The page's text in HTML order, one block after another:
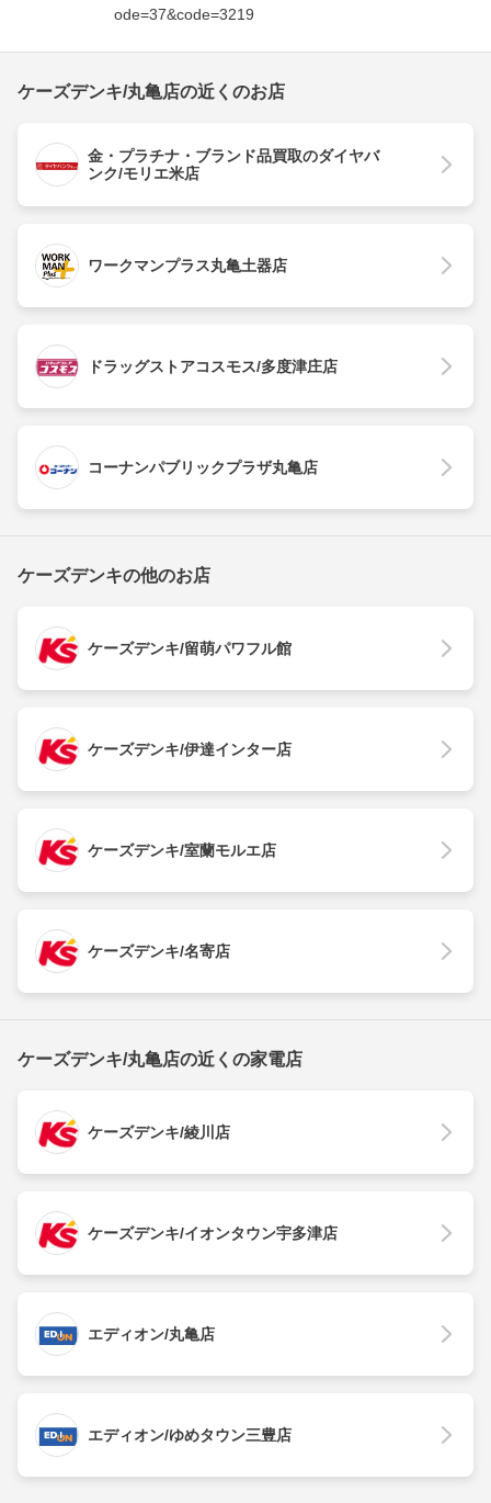
ode=37&code=3219
ケーズデンキ/丸亀店の近くのお店
金・プラチナ・ブランド品買取のダイヤバ
ンク/モリエ米店
ワークマンプラス丸亀土器店
ドラッグストアコスモス/多度津庄店
コーナンパブリックプラザ丸亀店
ケーズデンキの他のお店
ケーズデンキ/留萌パワフル館
ケーズデンキ/伊達インター店
ケーズデンキ/室蘭モルエ店
ケーズデンキ/名寄店
ケーズデンキ/丸亀店の近くの家電店
ケーズデンキ/綾川店
ケーズデンキ/イオンタウン宇多津店
エディオン/丸亀店
エディオン/ゆめタウン三豊店